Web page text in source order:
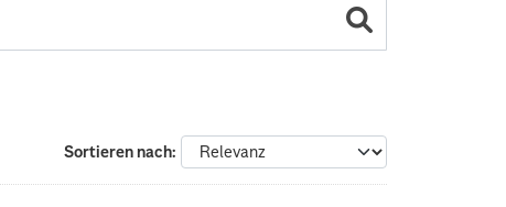
Sortieren nach